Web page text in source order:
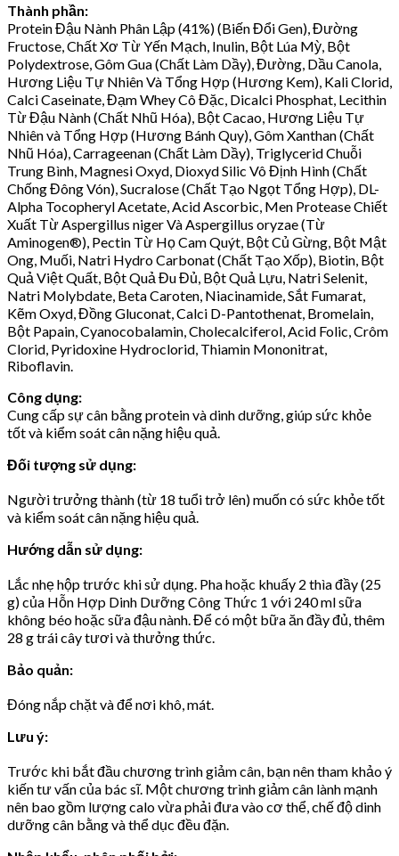
Thành phần:
Protein Đậu Nành Phân Lập (41%) (Biến Đổi Gen), Đường
Fructose, Chất Xơ Từ Yến Mạch, Inulin, Bột Lúa Mỳ, Bột
Polydextrose, Gôm Gua (Chất Làm Dầy), Đường, Dầu Canola,
Hương Liệu Tự Nhiên Và Tổng Hợp (Hương Kem), Kali Clorid,
Calci Caseinate, Đạm Whey Cô Đặc, Dicalci Phosphat, Lecithin
Từ Đậu Nành (Chất Nhũ Hóa), Bột Cacao, Hương Liệu Tự
Nhiên và Tổng Hợp (Hương Bánh Quy), Gôm Xanthan (Chất
Nhũ Hóa), Carrageenan (Chất Làm Dầy), Triglycerid Chuỗi
Trung Bình, Magnesi Oxyd, Dioxyd Silic Vô Định Hình (Chất
Chống Đông Vón), Sucralose (Chất Tạo Ngọt Tổng Hợp), DL-
Alpha Tocopheryl Acetate, Acid Ascorbic, Men Protease Chiết
Xuất Từ Aspergillus niger Và Aspergillus oryzae (Từ
Aminogen®), Pectin Từ Họ Cam Quýt, Bột Củ Gừng, Bột Mật
Ong, Muối, Natri Hydro Carbonat (Chất Tạo Xốp), Biotin, Bột
Quả Việt Quất, Bột Quả Đu Đủ, Bột Quả Lựu, Natri Selenit,
Natri Molybdate, Beta Caroten, Niacinamide, Sắt Fumarat,
Kẽm Oxyd, Đồng Gluconat, Calci D-Pantothenat, Bromelain,
Bột Papain, Cyanocobalamin, Cholecalciferol, Acid Folic, Crôm
Clorid, Pyridoxine Hydroclorid, Thiamin Mononitrat,
Riboflavin.
Công dụng:
Cung cấp sự cân bằng protein và dinh dưỡng, giúp sức khỏe
tốt và kiểm soát cân nặng hiệu quả.
Đối tượng sử dụng:
Người trưởng thành (từ 18 tuổi trở lên) muốn có sức khỏe tốt
và kiểm soát cân nặng hiệu quả.
Hướng dẫn sử dụng:
Lắc nhẹ hộp trước khi sử dụng. Pha hoặc khuấy 2 thìa đầy (25
g) của Hỗn Hợp Dinh Dưỡng Công Thức 1 với 240 ml sữa
không béo hoặc sữa đậu nành. Để có một bữa ăn đầy đủ, thêm
28 g trái cây tươi và thưởng thức.
Bảo quản:
Đóng nắp chặt và để nơi khô, mát.
Lưu ý:
Trước khi bắt đầu chương trình giảm cân, bạn nên tham khảo ý
kiến tư vấn của bác sĩ. Một chương trình giảm cân lành mạnh
nên bao gồm lượng calo vừa phải đưa vào cơ thể, chế độ dinh
dưỡng cân bằng và thể dục đều đặn.